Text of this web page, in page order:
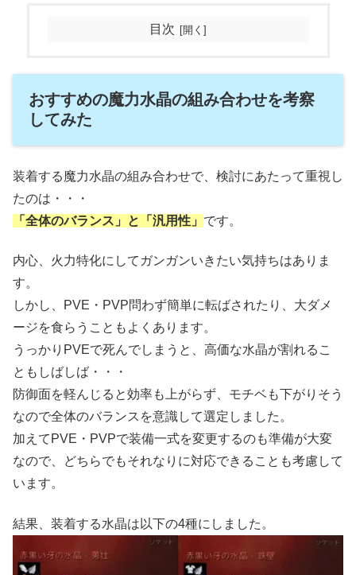
目次
おすすめの魔力水晶の組み合わせを考察
してみた
装着する魔力水晶の組み合わせで、検討にあたって重視し
たのは・・・
「全体のバランス」と「汎用性」 です。
内心、火力特化にしてガンガンいきたい気持ちはありま
す。
しかし、PVE・PVP問わず簡単に転ばされたり、大ダメ
ージを食らうこともよくあります。
うっかりPVEで死んでしまうと、高価な水晶が割れるこ
ともしばしば・・・
防御面を軽んじると効率も上がらず、モチベも下がりそう
なので全体のバランスを意識して選定しました。
加えてPVE・PVPで装備一式を変更するのも準備が大変
なので、どちらでもそれなりに対応できることも考慮して
います。
結果、装着する水晶は以下の4種にしました。